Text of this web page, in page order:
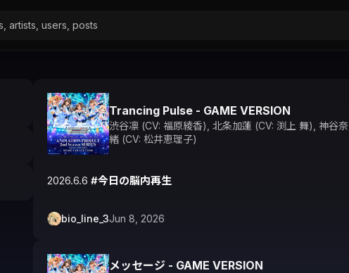
Trancing Pulse - GAME VERSION
渋谷凛 (CV: 福原綾香) 北条加蓮 (CV: 渕上 舞) 神谷奈
緒 (CV: 松井恵理子)
2026.6.6 #今日の脳内再生
bio_line_3Jun 8, 2026
メッセージ - GAME VERSION